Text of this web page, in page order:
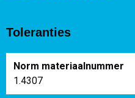
Toleranties
Norm materiaalnummer
1.4307